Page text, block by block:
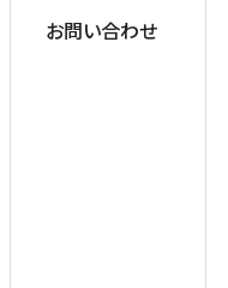
お問い合わせ